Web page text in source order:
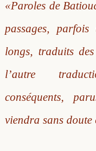
«Paroles de
passages,
longs, traduits
l’autre
conséquents,
viendra sans